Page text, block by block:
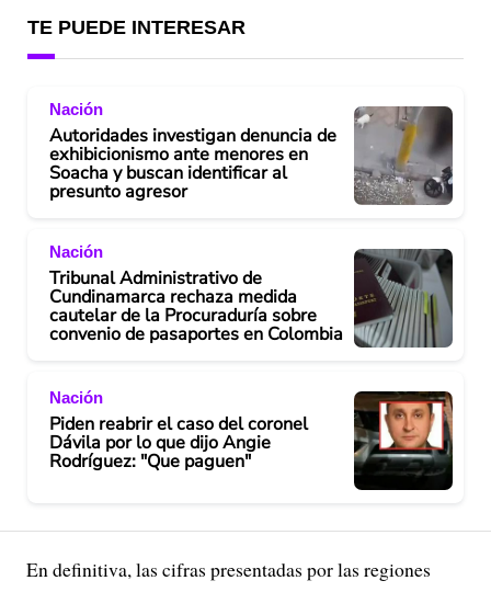
TE PUEDE INTERESAR
Nación
Autoridades investigan denuncia de
exhibicionismo ante menores en
Soacha y buscan identificar al
presunto agresor
Nación
Tribunal Administrativo de
Cundinamarca rechaza medida
cautelar de la Procuraduría sobre
convenio de pasaportes en Colombia
Nación
Piden reabrir el caso del coronel
Dávila por lo que dijo Angie
Rodríguez: "Que paguen"
En definitiva, las cifras presentadas por las regiones